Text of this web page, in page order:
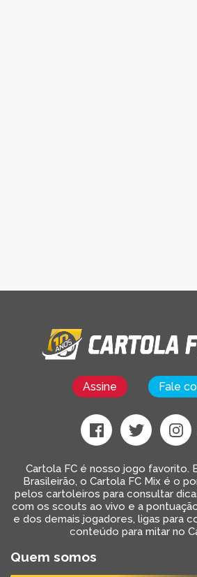
Assine Fale
Cartola FC é nosso jogo favorito.
Brasileirão, o Cartola FC Mix é o
pelos cartoleiros para consultar
com os scouts ao vivo e a
e dos demais jogadores, ligas para
conteúdo para mitar no
Quem somos